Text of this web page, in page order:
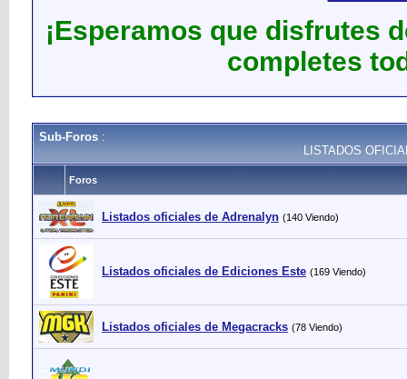
¡Esperamos que disfrutes
completes
Sub-Foros :
LISTADOS
Foros
Listados oficiales de Adrenalyn (140 Viendo)
Listados oficiales de Ediciones Este (169 Viendo)
Listados oficiales de Megacracks (78 Viendo)